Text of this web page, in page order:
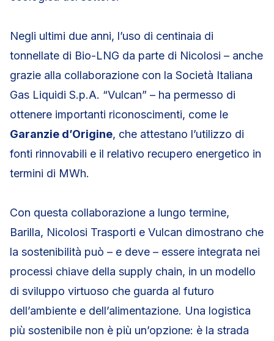
Negli ultimi due anni, l’uso di centinaia di
tonnellate di Bio-LNG da parte di Nicolosi – anche
grazie alla collaborazione con la Società Italiana
Gas Liquidi S.p.A. “Vulcan” – ha permesso di
ottenere importanti riconoscimenti, come le
Garanzie d’Origine, che attestano l’utilizzo di
fonti rinnovabili e il relativo recupero energetico in
termini di MWh.
Con questa collaborazione a lungo termine,
Barilla, Nicolosi Trasporti e Vulcan dimostrano che
la sostenibilità può – e deve – essere integrata nei
processi chiave della supply chain, in un modello
di sviluppo virtuoso che guarda al futuro
dell’ambiente e dell’alimentazione. Una logistica
più sostenibile non è più un’opzione: è la strada